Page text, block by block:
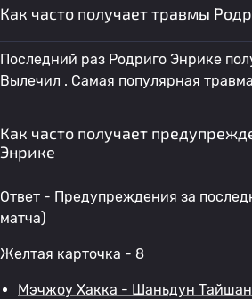
Как часто получает травмы
Последний раз Родриго Энрике
Вылечил . Самая популярная
Как часто получает
Энрике
Ответ - Предупреждения за
матча)
Желтая карточка - 8
Мэчжоу Хакка - Шаньдун Тайшан